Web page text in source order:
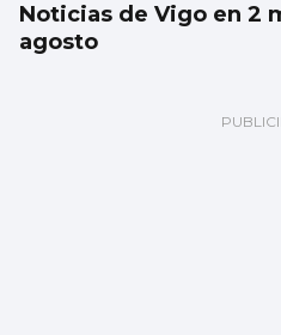
Noticias de Vigo en 2
agosto